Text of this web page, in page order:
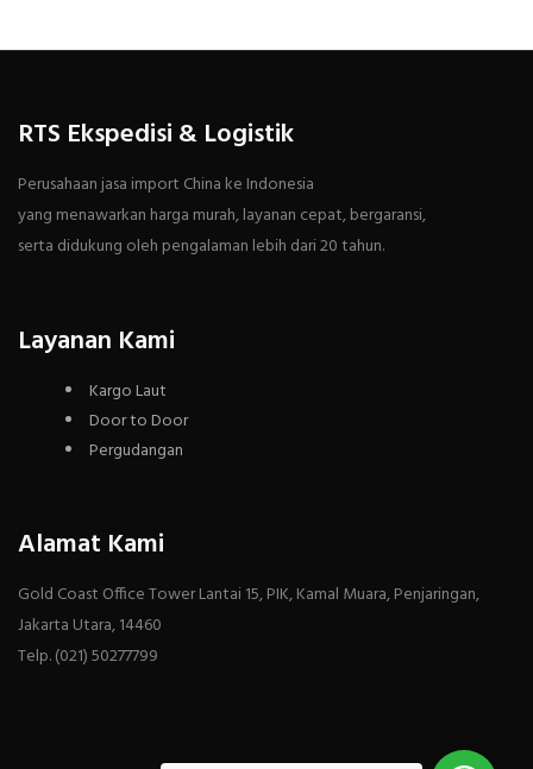
RTS Ekspedisi & Logistik
Perusahaan jasa import China ke Indonesia
yang menawarkan harga murah, layanan cepat, bergaransi,
serta didukung oleh pengalaman lebih dari 20 tahun.
Layanan Kami
Kargo Laut
Door to Door
Pergudangan
Alamat Kami
Gold Coast Office Tower Lantai 15, PIK, Kamal Muara, Penjaringan,
Jakarta Utara, 14460
Telp. (021) 50277799